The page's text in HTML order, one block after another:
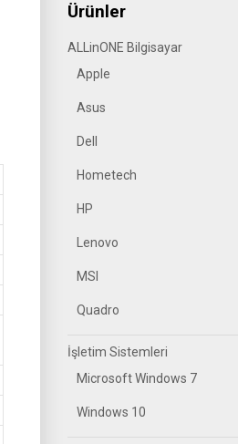
Ürünler
ALLinONE Bilgisayar
Apple
Asus
Dell
Hometech
HP
Lenovo
MSI
Quadro
İşletim Sistemleri
Microsoft Windows 7
Windows 10